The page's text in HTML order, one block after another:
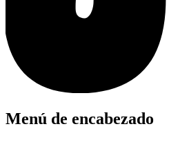
Menú de encabezado